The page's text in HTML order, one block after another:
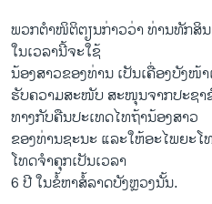
ພວກຕຳໜິຕິຕຽນກ່າວວ່າ ທ່ານທັກສິ
ໃນເວລານີ້ຈະໃຊ້
ນ້ອງສາວຂອງທ່ານ ເປັນເຄື່ອງບັງໜ້
ຮັບຄວາມສະໜັບ ສະໜຸນຈາກປະຊາ
ທາງກັບຄືນປະເທດໄທຖ້ານ້ອງສາວ
ຂອງທ່ານຊະນະ ແລະໃຫ້ອະໄພຍະ
ໂທດຈຳຄຸກເປັນເວລາ
6 ປີ ໃນຂໍ້ຫາສໍ້ລາດບັງຫຼວງນັ້ນ.